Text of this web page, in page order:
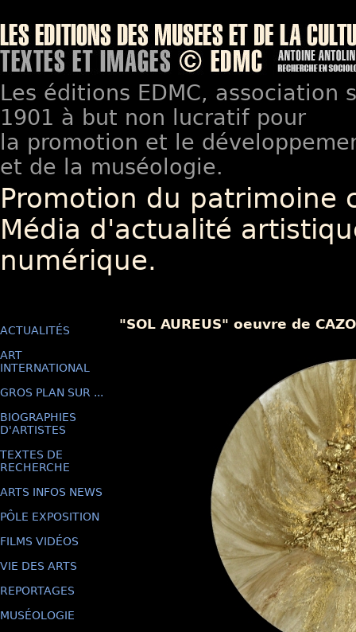
Les éditions EDMC, association
1901 à but non lucratif pour
la promotion et le
et de la muséologie.
Promotion du patrimoine
Média d'actualité
numérique.
ACTUALITÉS
ART
INTERNATIONAL
GROS PLAN SUR ...
BIOGRAPHIES
D'ARTISTES
TEXTES DE
RECHERCHE
ARTS INFOS NEWS
PÔLE EXPOSITION
FILMS VIDÉOS
VIE DES ARTS
REPORTAGES
MUSÉOLOGIE
"SOL AUREUS" oeuvre de